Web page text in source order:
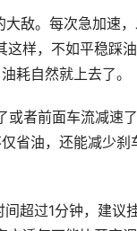
敌。每次急加速
这样，不如平稳踩油
耗自然就上去了。
或者前面车流减速了
省油，还能减少刹
超过1分钟，建议